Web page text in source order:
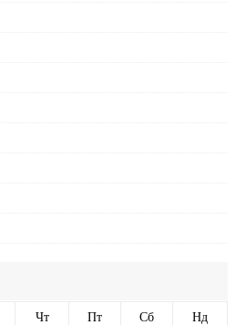
Чт Пт Сб Нд